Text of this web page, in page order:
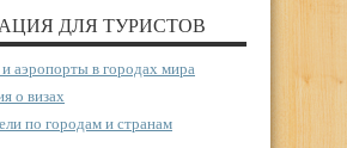
ДЛЯ ТУРИСТОВ
аэропорты в городах мира
о визах
по городам и странам